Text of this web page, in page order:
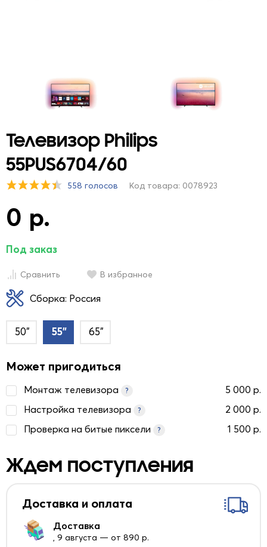
Телевизор Philips
55PUS6704/60
558 голосов Код товара: 0078923
0 р.
Под заказ
Сравнить В избранное
Сборка: Россия
50" 55" 65"
Может пригодиться
Монтаж телевизора ?
5 000 р.
Настройка телевизора
?
2 000 р.
Проверка на битые пиксели
? 1 500 р.
Ждем поступления
Доставка и оплата
Доставка
, 9 августа — от 890 р.